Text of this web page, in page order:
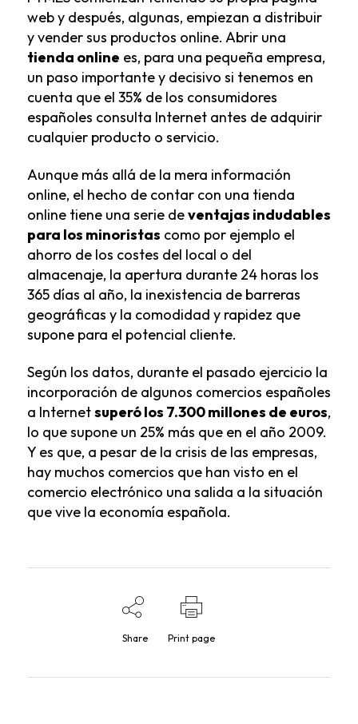
web y después, algunas, empiezan a distribuir
y vender sus productos online. Abrir una
tienda online es, para una pequeña empresa,
un paso importante y decisivo si tenemos en
cuenta que el 35% de los consumidores
españoles consulta Internet antes de adquirir
cualquier producto o servicio.
Aunque más allá de la mera información
online, el hecho de contar con una tienda
online tiene una serie deventajas indudables
para los minoristas como por ejemplo el
ahorro de los costes del local o del
almacenaje, la apertura durante 24 horas los
365 días al año, la inexistencia de barreras
geográficas y la comodidad y rapidez que
supone para el potencial cliente.
Según los datos, durante el pasado ejercicio la
incorporación de algunos comercios españoles
a Internetsuperó los 7.300 millones de euros,
lo que supone un 25% más que en el año 2009.
Y es que, a pesar de la crisis de las empresas,
hay muchos comercios que han visto en el
comercio electrónico una salida a la situación
que vive la economía española.
Share Print page